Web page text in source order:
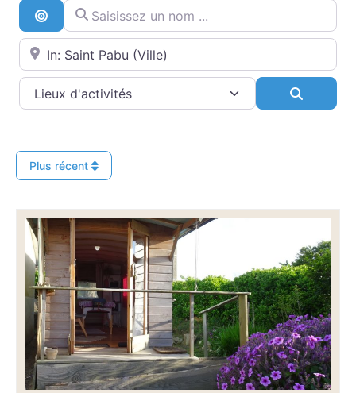
Recherche par distance
Saisissez un nom ...
Proche de...
Plus récent